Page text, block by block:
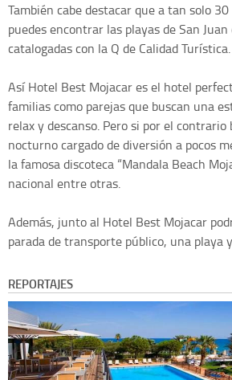
También cabe destacar que a tan solo
puedes encontrar las playas de San Juan
catalogadas con la Q de Calidad Turística.
Así Hotel Best Mojacar es el hotel
familias como parejas que buscan una
relax y descanso. Pero si por el
nocturno cargado de diversión a pocos
la famosa discoteca “Mandala Beach
nacional entre otras.
Además, junto al Hotel Best Mojacar
parada de transporte público, una playa
REPORTAJES